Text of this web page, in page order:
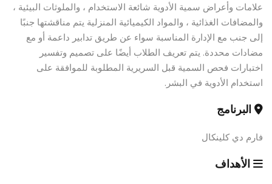
علامات وأعراض سمية الأدوية شائعة الاستخدام ، والملوثات البيئية ،
والمضافات الغذائية ، والمواد الكيميائية المنزلية يتم مناقشتها جنبًا
إلى جنب مع الإدارة المناسبة سواء عن طريق تدابير داعمة أو مع
مضادات محددة. يتم تعريف الطلاب أيضًا على تصميم وتفسير
اختبارات فحص السمية قبل السريرية المطلوبة للموافقة على
استخدام الأدوية في البشر.
البرنامج
فارم دي كلينكال
الأهداف